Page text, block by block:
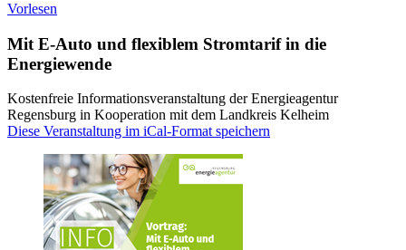
Vorlesen
Mit E-Auto und flexiblem Stromtarif in die
Energiewende
Kostenfreie Informationsveranstaltung der Energieagentur
Regensburg in Kooperation mit dem Landkreis Kelheim
Diese Veranstaltung im iCal-Format speichern